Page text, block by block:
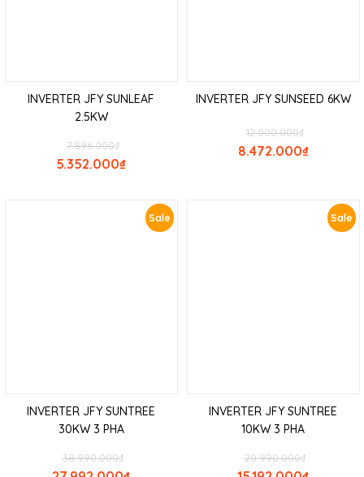
INVERTER JFY SUNLEAF
2.5KW
₫
7.896.000
₫
5.352.000
INVERTER JFY SUNSEED 6KW
₫
12.000.000
₫
8.472.000
Sale
INVERTER JFY SUNTREE
30KW 3 PHA
₫
38.990.000
Sale
INVERTER JFY SUNTREE
10KW 3 PHA
₫
20.990.000